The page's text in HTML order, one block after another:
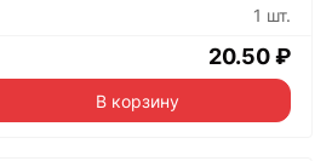
1 шт.
20.50 ₽
В корзину